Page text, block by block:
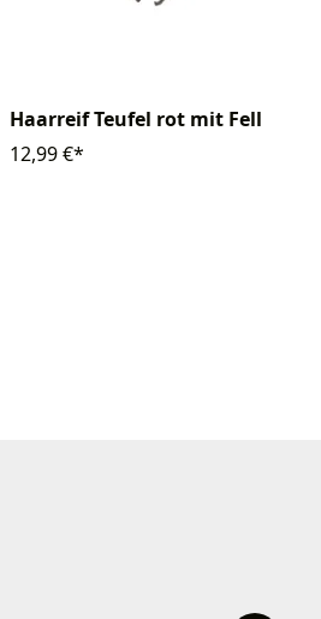
Haarreif Teufel rot mit Fell
12,99 €*